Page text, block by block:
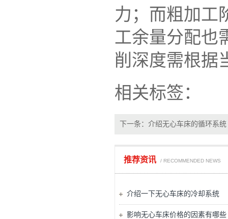
力；而粗加工
工余量分配也
削深度需根据
相关标签：
下一条： 介绍无心车床的循环系统
推荐资讯 / RECOMMENDED NEWS
介绍一下无心车床的冷却系统
影响无心车床价格的因素有哪些